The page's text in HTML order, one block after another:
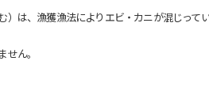
は、漁獲漁法によりエビ・カニが混じって
ん。